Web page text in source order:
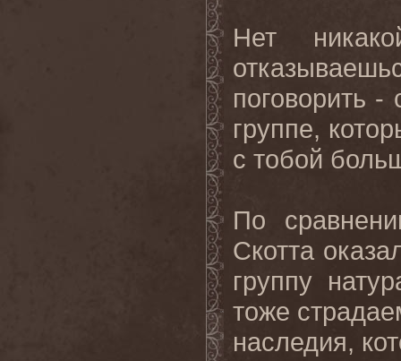
Нет
поговорить
группе,
с тобой
По
Скотта
группу
тоже
наследия,